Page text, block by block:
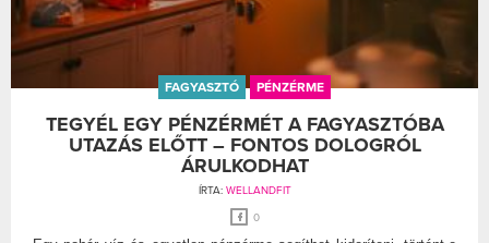
FAGYASZTÓ PÉNZÉRME
TEGYÉL EGY PÉNZÉRMÉT A FAGYASZTÓBA
UTAZÁS ELŐTT – FONTOS DOLOGRÓL
ÁRULKODHAT
ÍRTA: WELLANDFIT
0